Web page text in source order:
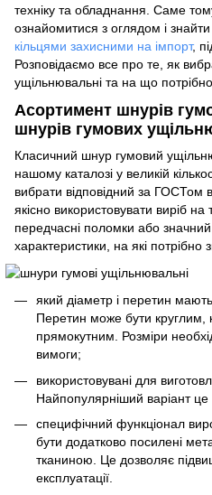
техніку та обладнання. Саме
ознайомитися з оглядом і
кільцями захисними на імпорт,
Розповідаємо все про те, як
ущільнювальні та на що
Асортимент шнурів
шнурів гумових
Класичний шнур гумовий
нашому каталозі у великій
вибрати відповідний за ГОСТом
якісно використовувати виріб
передчасні поломки або
характеристики, на які потрібно
який діаметр і перетин
Перетин може бути круглим,
прямокутним. Розміри
вимоги;
використовувані для
Найпопулярніший варіант це
специфічний функціонал
бути додатково посилені
тканиною. Це дозволяє
експлуатації.